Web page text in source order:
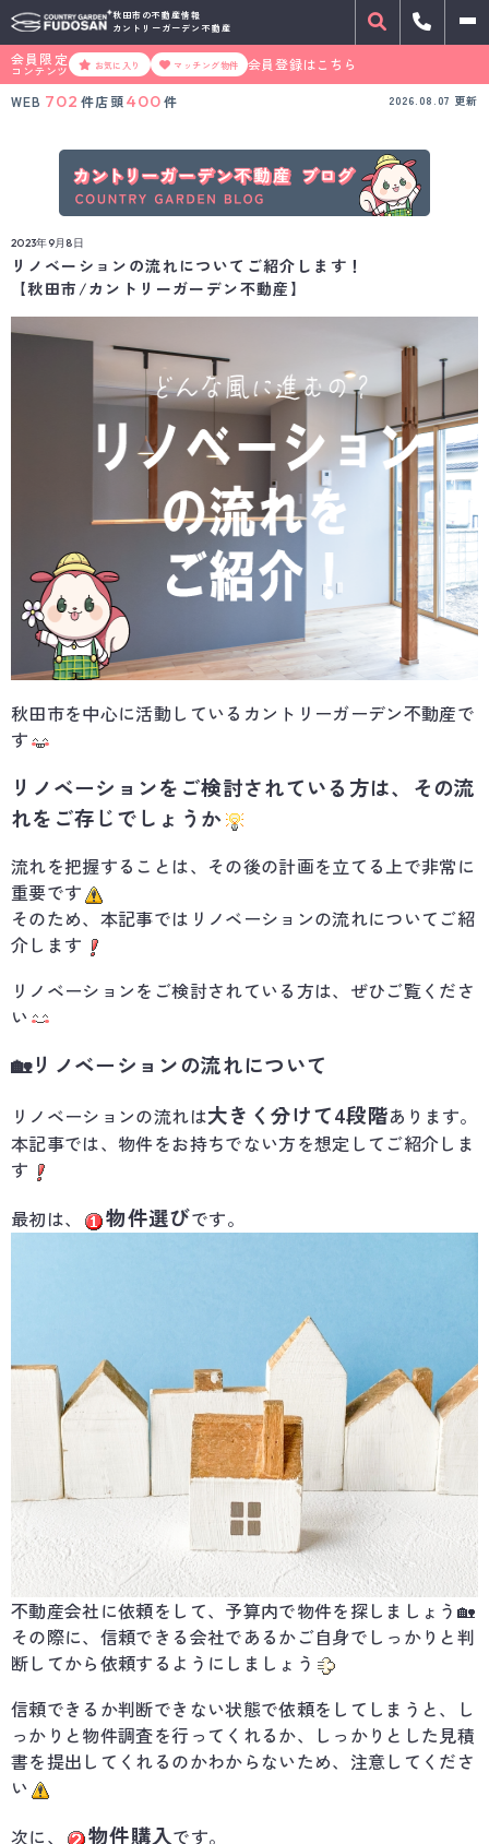
秋田市の不動産情報
カントリーガーデン不動産
会員限定
コンテンツ お気に入り マッチング物件
会員登録はこちら
WEB 702 件店頭400 件 2026.08.07 更新
2023年9月8日
リノベーションの流れについてご紹介します！
【秋田市/カントリーガーデン不動産】
秋田市を中心に活動しているカントリーガーデン不動産で
す
リノベーションをご検討されている方は、その流
れをご存じでしょうか
流れを把握することは、その後の計画を立てる上で非常に
重要です
そのため、本記事ではリノベーションの流れについてご紹
介します
リノベーションをご検討されている方は、ぜひご覧くださ
い
🏡リノベーションの流れについて
リノベーションの流れは大きく分けて4段階あります。
本記事では、物件をお持ちでない方を想定してご紹介しま
す
最初は、
物件選びです。
不動産会社に依頼をして、予算内で物件を探しましょう🏡
その際に、信頼できる会社であるかご自身でしっかりと判
断してから依頼するようにしましょう
信頼できるか判断できない状態で依頼をしてしまうと、し
っかりと物件調査を行ってくれるか、しっかりとした見積
書を提出してくれるのかわからないため、注意してくださ
い
次に、
物件購入です。